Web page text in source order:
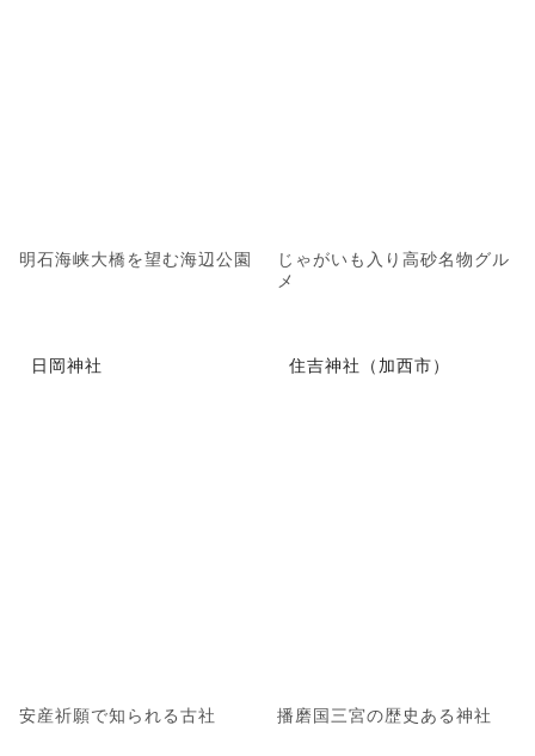
明石海峡大橋を望む海辺公園
じゃがいも入り高砂名物グル
メ
日岡神社
安産祈願で知られる古社
住吉神社（加西市）
播磨国三宮の歴史ある神社